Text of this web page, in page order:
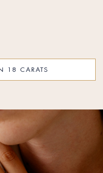
18 CARATS